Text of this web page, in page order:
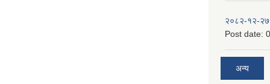
२०८२-१२-२७
Post date:
अन्य